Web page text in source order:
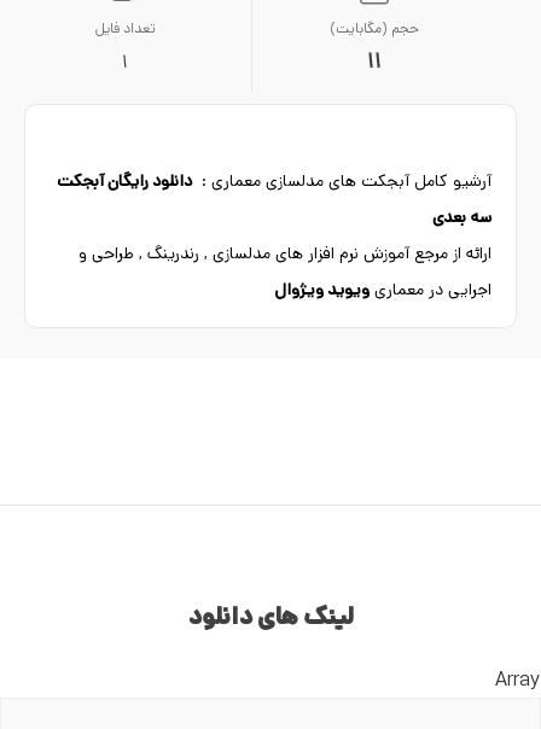
حجم (مگابایت)
11
تعداد فایل
1
آرشیو کامل آبجکت های مدلسازی معماری :دانلود رایگان آبجکت
سه بعدی
ارائه از مرجع آموزش نرم افزار های مدلسازی , رندرینگ , طراحی و
اجرایی در معماریویوید ویژوال
لینک های دانلود
Array